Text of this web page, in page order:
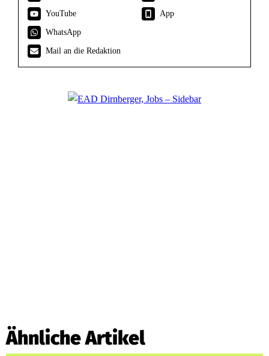
YouTube
App
WhatsApp
Mail an die Redaktion
Ähnliche Artikel